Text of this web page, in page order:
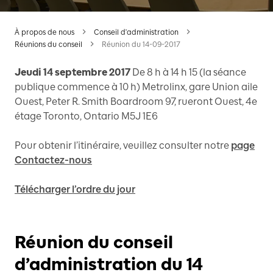
À propos de nous
Conseil d'administration
Réunions du conseil
Réunion du 14-09-2017
Jeudi 14 septembre 2017 De 8 h à 14 h 15 (la séance
publique commence à 10 h) Metrolinx, gare Union aile
Ouest, Peter R. Smith Boardroom 97, rueront Ouest, 4e
étage Toronto, Ontario M5J 1E6
Pour obtenir l’itinéraire, veuillez consulter notre page
Contactez-nous
Télécharger l’ordre du jour
Réunion du conseil
d’administration du 14